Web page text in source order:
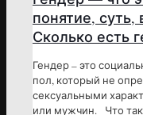
понятие, суть,
Сколько есть
Гендер – это
пол, который не
сексуальными
или мужчин. Что